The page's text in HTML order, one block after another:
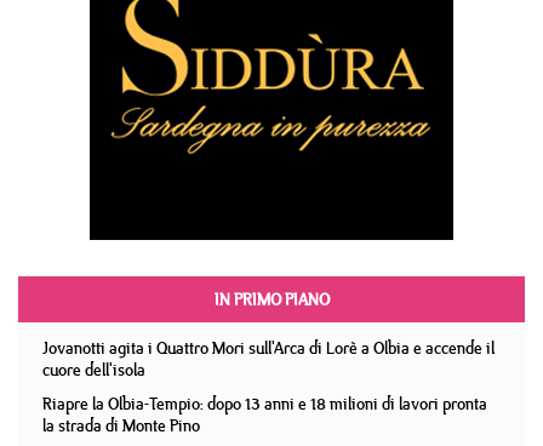
IN PRIMO PIANO
Jovanotti agita i Quattro Mori sull'Arca di Lorè a Olbia e accende il
cuore dell'isola
Riapre la Olbia-Tempio: dopo 13 anni e 18 milioni di lavori pronta
la strada di Monte Pino